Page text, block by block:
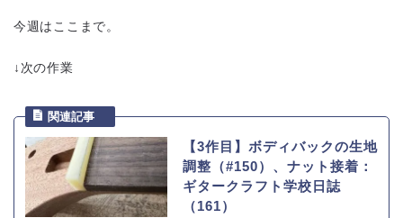
今週はここまで。
↓次の作業
【3作目】ボディバックの生地
調整（#150）、ナット接着：
ギタークラフト学校日誌
（161）